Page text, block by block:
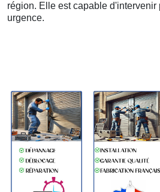
région. Elle est capable d'intervenir
urgence.